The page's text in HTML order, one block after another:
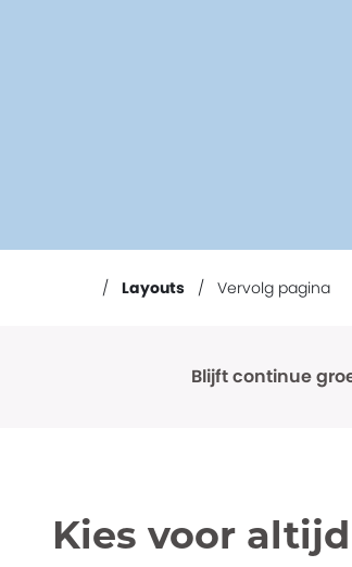
Layouts Vervolg pagina
Blijft continue
Kies voor